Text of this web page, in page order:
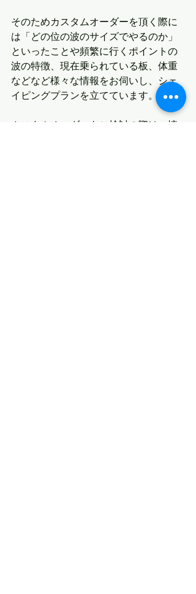
そのためカスタムオーダーを頂く際に
は「どの位の波のサイズでやるのか」
といったことや頻繁に行くポイントの
波の特徴、現在乗られている板、体重
などなど様々な情報をお伺いし、シェ
イピングプランを立てています。
カスタムオーダーをご検討の際は、情